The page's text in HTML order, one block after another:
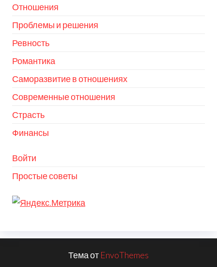
Отношения
Проблемы и решения
Ревность
Романтика
Саморазвитие в отношениях
Современные отношения
Страсть
Финансы
Войти
Простые советы
Тема от EnvoThemes